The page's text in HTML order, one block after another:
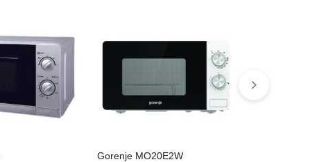
Gorenje MO20E2W